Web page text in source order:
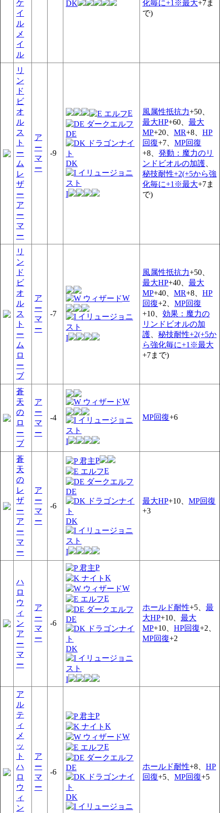
ケ
イ
ル
メ
イ
ル
DK 化毎に+1※最大+7ま
で)
リ
ン
ド
ビ
オ
ル
ス
ト
ー
ム
レ
ザ
ー
ア
ー
マ
ー
ア
ー
マ
ー
-9
E
DE
DK
I
風属性抵抗力+50、
最大HP+60、 最大
MP+20、 MR+8、 HP
回復+7、 MP回復
+8、 発動：魔力のリ
ンドビオルの加護
秘技耐性+2(+5から強
化毎に+1※最大+7ま
で)
リ
ン
ド
ビ
オ
ル
ス
ト
ー
ム
ロ
ー
ブ
ア
ー
マ
ー
-7
W
I
風属性抵抗力+50、
最大HP+40、 最大
MP+40、 MR+8、 HP
回復+2、 MP回復
+10、 効果：魔力の
リンドビオルの加
護
秘技耐性+2(+5か
ら強化毎に+1※最大
+7まで)
蒼
天
の
ロ
ー
ブ
ア
ー
マ
ー
-4
W
I
MP回復+6
蒼
天
の
レ
ザ
ー
ア
ー
マ
ー
ア
ー
マ
ー
-6
P
E
DE
DK
I
最大HP+10、 MP回復
+3
ハ
ロ
ウ
ィ
ン
ア
ー
マ
ー
ア
ー
マ
ー
-6
P
K
W
E
DE
DK
I
ホールド耐性+5、 最
大HP+10、 最大
MP+10、 HP回復+2、
MP回復+2
ア
ル
テ
ィ
メ
ッ
ト
ハ
ロ
ウ
ィ
ン
ア
ー
マ
ー
-6
P
K
W
E
DE
DK
ホールド耐性+8、 HP
回復+5、 MP回復+5